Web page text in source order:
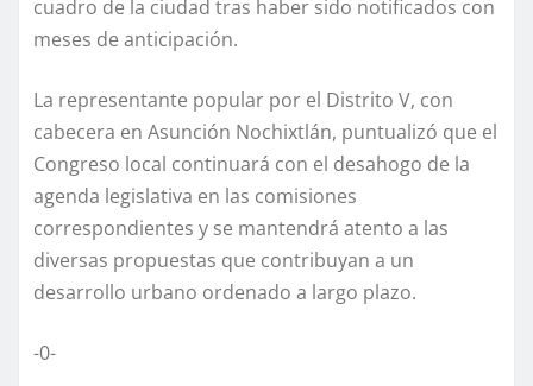
cuadro de la ciudad tras haber sido notificados con
meses de anticipación.
La representante popular por el Distrito V, con
cabecera en Asunción Nochixtlán, puntualizó que el
Congreso local continuará con el desahogo de la
agenda legislativa en las comisiones
correspondientes y se mantendrá atento a las
diversas propuestas que contribuyan a un
desarrollo urbano ordenado a largo plazo.
-0-